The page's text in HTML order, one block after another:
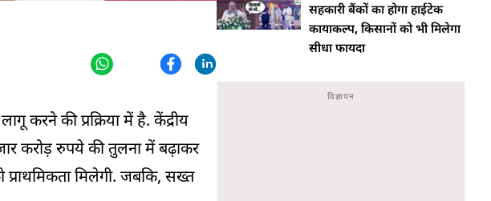
करने की प्रक्रिया में है. केंद्रीय
करोड़ रुपये की तुलना में बढ़ाकर
मिलेगी. जबकि, सख्त
सहकारी बैंकों का होगा हाईटेक
कायाकल्प, किसानों को भी मिलेगा
सीधा फायदा